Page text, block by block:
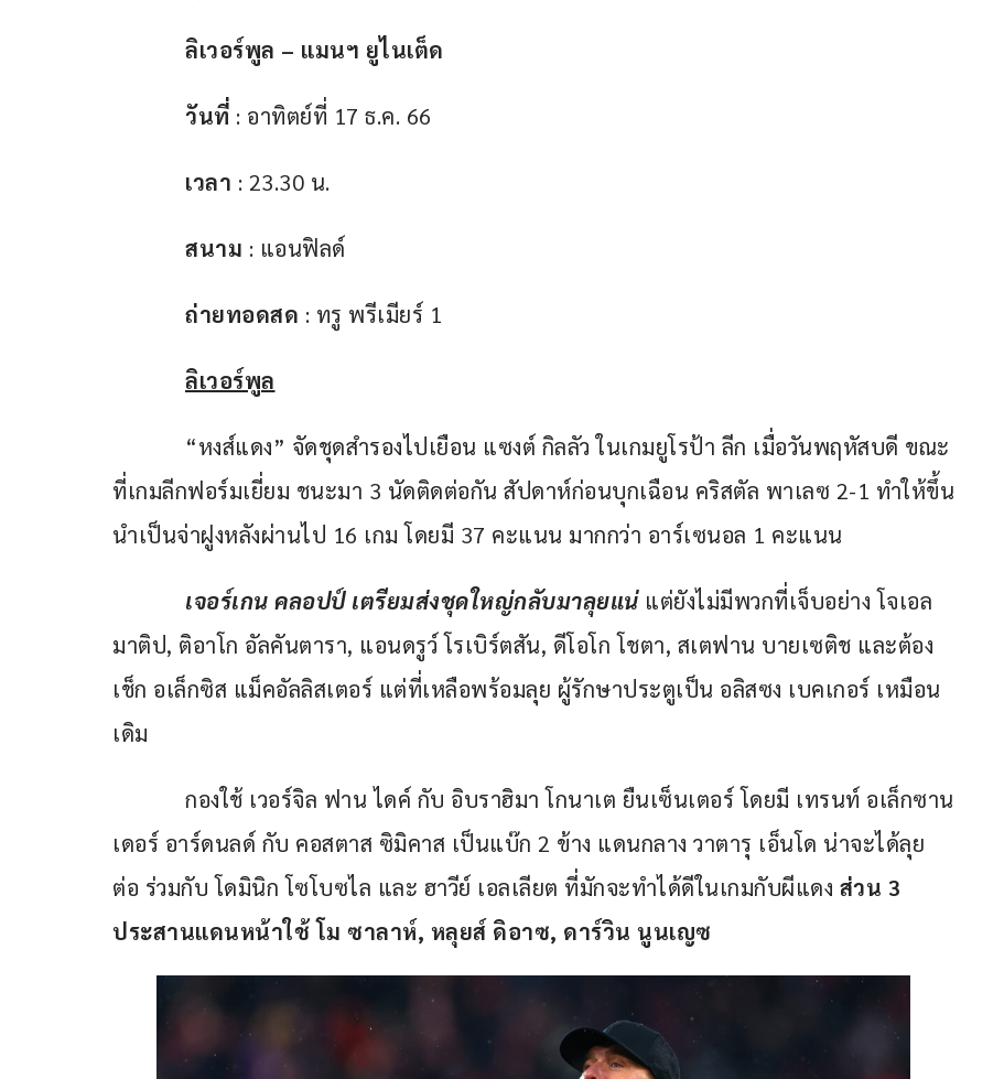
ลิเวอร์พูล – แมนฯ ยูไนเต็ด
วันที่ : อาทิตย์ที่ 17 ธ.ค. 66
เวลา : 23.30 น.
สนาม : แอนฟิลด์
ถ่ายทอดสด : ทรู พรีเมียร์ 1
ลิเวอร์พูล
“หงส์แดง” จัดชุดสำรองไปเยือน แซงต์ กิลลัว ในเกมยูโรป้า ลีก เมื่อวันพฤหัสบดี ขณะ
ที่เกมลีกฟอร์มเยี่ยม ชนะมา 3 นัดติดต่อกัน สัปดาห์ก่อนบุกเฉือน คริสตัล พาเลซ 2-1 ทำให้ขึ้น
นำเป็นจ่าฝูงหลังผ่านไป 16 เกม โดยมี 37 คะแนน มากกว่า อาร์เซนอล 1 คะแนน
เจอร์เกน คลอปป์ เตรียมส่งชุดใหญ่กลับมาลุยแน่ แต่ยังไม่มีพวกที่เจ็บอย่าง โจเอล
มาติป, ติอาโก อัลคันตารา, แอนดรูว์ โรเบิร์ตสัน, ดีโอโก โชตา, สเตฟาน บายเซติช และต้อง
เช็ก อเล็กซิส แม็คอัลลิสเตอร์ แต่ที่เหลือพร้อมลุย ผู้รักษาประตูเป็น อลิสซง เบคเกอร์ เหมือน
เดิม
กองใช้ เวอร์จิล ฟาน ไดค์ กับ อิบราฮิมา โกนาเต ยืนเซ็นเตอร์ โดยมี เทรนท์ อเล็กซาน
เดอร์ อาร์ดนลด์ กับ คอสตาส ซิมิคาส เป็นแบ๊ก 2 ข้าง แดนกลาง วาตารุ เอ็นโด น่าจะได้ลุย
ต่อ ร่วมกับ โดมินิก โซโบซไล และ ฮาวีย์ เอลเลียต ที่มักจะทำได้ดีในเกมกับผีแดง ส่วน 3
ประสานแดนหน้าใช้ โม ซาลาห์, หลุยส์ ดิอาซ, ดาร์วิน นูนเญซ